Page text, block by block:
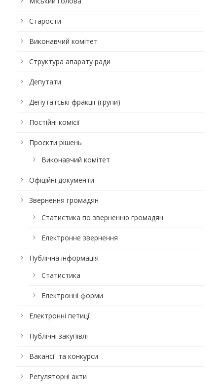
Старости
Виконавчий комітет
Структура апарату ради
Депутати
Депутатські фракції (групи)
Постійні комісії
Проєкти рішень
Виконавчий комітет
Офіційні документи
Звернення громадян
Статистика по зверненню громадян
Електронне звернення
Публічна інформація
Статистика
Електронні форми
Електронні петиції
Публічні закупівлі
Вакансії та конкурси
Регуляторні акти